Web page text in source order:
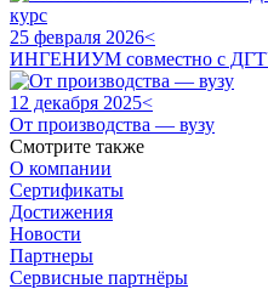
25 февраля 2026<
ИНГЕНИУМ совместно с ДГТУ
12 декабря 2025<
От производства — вузу
Смотрите также
О компании
Сертификаты
Достижения
Новости
Партнеры
Сервисные партнёры